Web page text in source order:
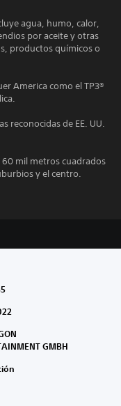
agua, humo, calor,
por aceite y otras
productos químicos o
America como el TP3®
reconocidas de EE. UU.
60 mil metros cuadrados
y el centro.
GMBH